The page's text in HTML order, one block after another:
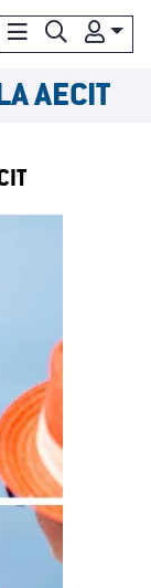
AECIT